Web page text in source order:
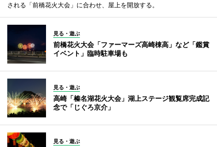
される「前橋花火大会」に合わせ、屋上を開放する。
見る・遊ぶ
前橋花火大会「ファーマーズ高崎棟高」など「鑑賞
イベント」臨時駐車場も
見る・遊ぶ
高崎「榛名湖花火大会」湖上ステージ観覧席完成記
念で「じぐろ京介」
見る・遊ぶ